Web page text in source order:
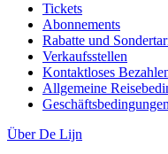
Tickets
Abonnements
Rabatte und
Verkaufsstellen
Kontaktloses
Allgemeine
Geschäftsbedingungen
Über De Lijn